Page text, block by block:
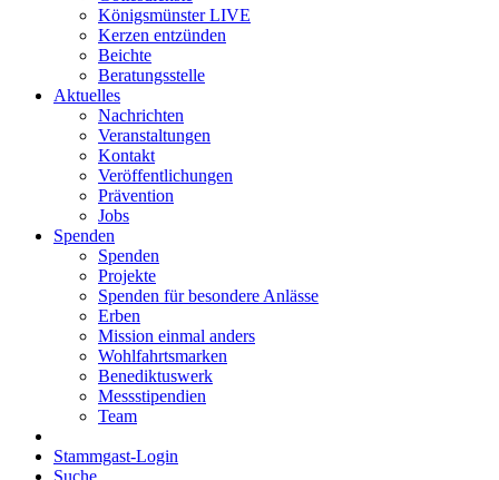
Königsmünster LIVE
Kerzen entzünden
Beichte
Beratungsstelle
Aktuelles
Nachrichten
Veranstaltungen
Kontakt
Veröffentlichungen
Prävention
Jobs
Spenden
Spenden
Projekte
Spenden für besondere Anlässe
Erben
Mission einmal anders
Wohlfahrtsmarken
Benediktuswerk
Messstipendien
Team
Stammgast-Login
Suche